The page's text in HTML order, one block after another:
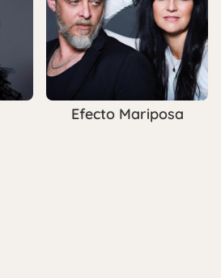
Efecto Mariposa